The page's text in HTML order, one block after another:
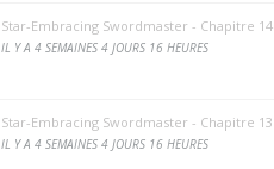
Star-Embracing Swordmaster - Chapitre 14
IL Y A 4 SEMAINES 4 JOURS 16 HEURES
Star-Embracing Swordmaster - Chapitre 13
IL Y A 4 SEMAINES 4 JOURS 16 HEURES